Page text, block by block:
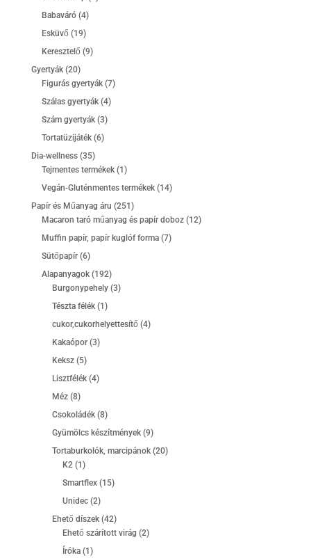
Babaváró 44
termék
Esküvő 1919
termék
Keresztelő 99
Gyertyák 2020
termék
Figurás gyertyák 77
Szálas gyertyák 44
Szám gyertyák 33
Tortatüzijáték 66
Dia-wellness 3535
termék
Tejmentes termékek 11
termék
Vegán-Gluténmentes termékek 1414
Papír és Műanyag áru 251251
termék
Macaron taró műanyag és papír doboz 1212
Muffin papír, papír kuglóf forma 77
Sütőpapír 66
termék
Alapanyagok 192192
termék
Burgonypehely 33
Tészta félék 11
termék
cukor,cukorhelyettesítő 44
Kakaópor 33
Keksz 55
termék
Lisztfélék 44
Méz 88
termék
Csokoládék 88
termék
Gyümölcs készítmények 99
termék
Tortaburkolók, marcipánok 2020
K2 11
termék
Smartflex 1515
Unidec 22
termék
Ehető díszek 4242
termék
Ehető szárított virág 22
Íróka 11